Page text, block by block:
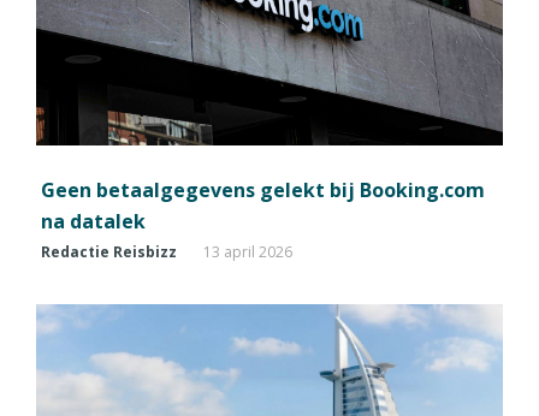
Geen betaalgegevens gelekt bij Booking.com
na datalek
Redactie Reisbizz 13 april 2026